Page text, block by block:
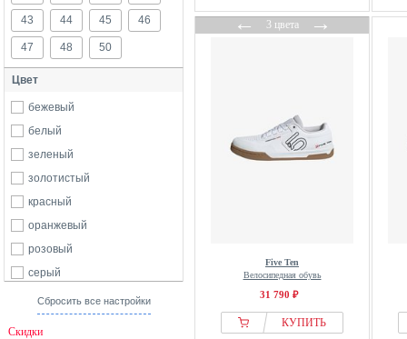
43 44 45 46
47 48 50
Цвет
бежевый
белый
зеленый
золотистый
красный
оранжевый
розовый
серый
синий
Сбросить все настройки
Скидки
←3 цвета→
Five Ten
Велосипедная обувь
31 790 ₽
КУПИТЬ